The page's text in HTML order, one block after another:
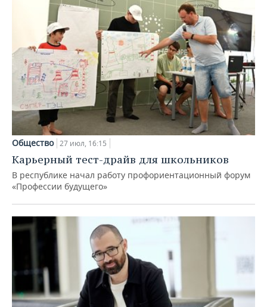
Общество 27 июл, 16:15
Карьерный тест-драйв для школьников
В республике начал работу профориентационный форум
«Профессии будущего»